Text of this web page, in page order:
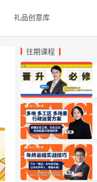
礼品创意库
往期课程